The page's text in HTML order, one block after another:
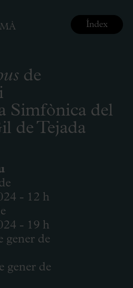
de
Simfònica del
de Tejada
- 12 h
- 19 h
gener de
gener de
Índex